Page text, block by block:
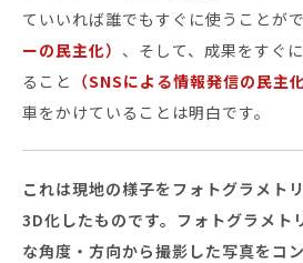
ていいれば誰でもすぐに使うことが
ーの民主化） 、そして、成果をすぐ
ること （SNSによる情報発信の民主化
車をかけていることは明白です。
これは現地の様子をフォトグラメト
3D化したものです。フォトグラメト
な角度・方向から撮影した写真をコ